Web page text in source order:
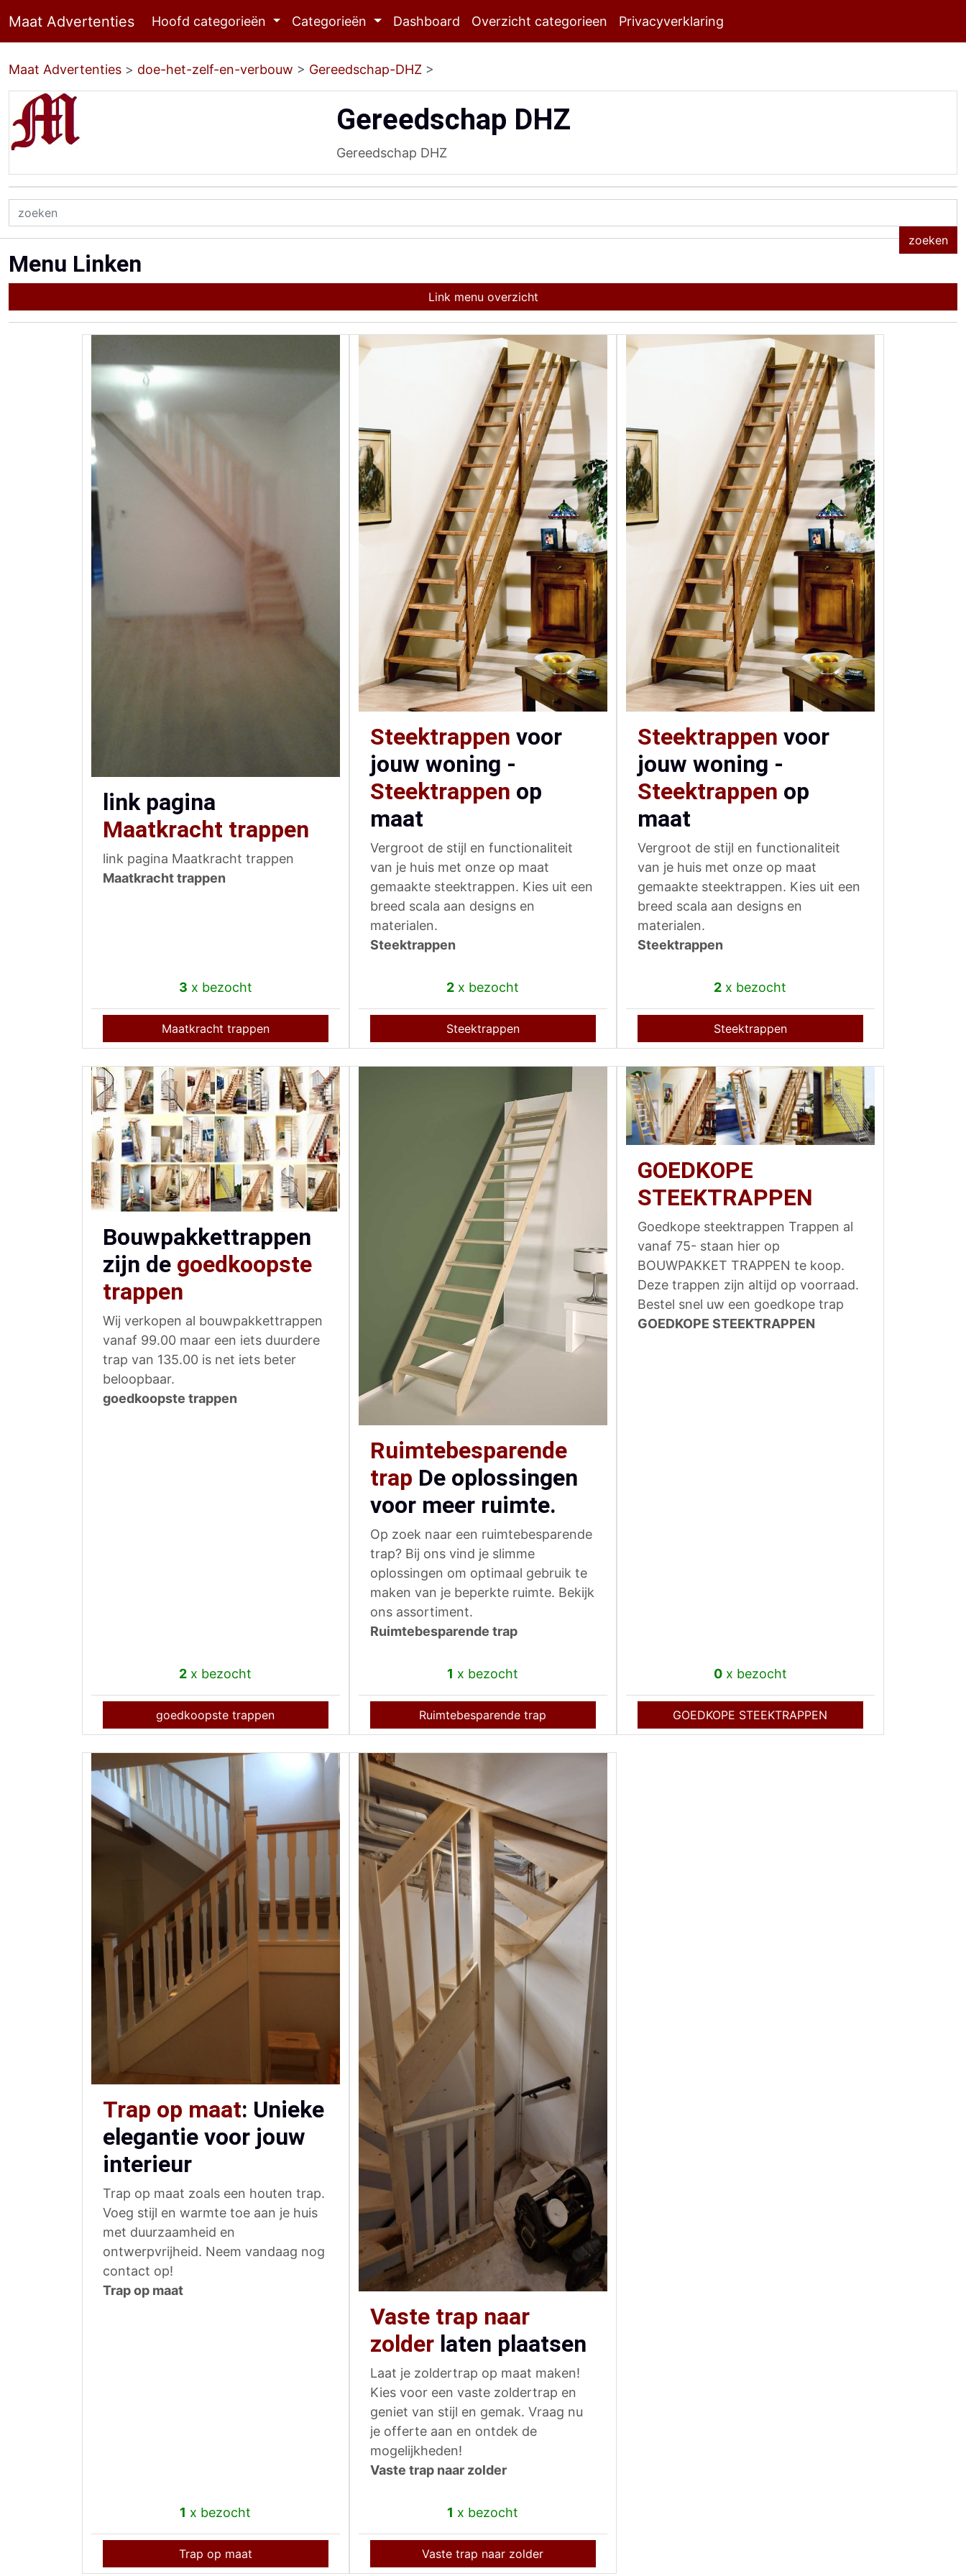
Maat Advertenties Hoofd categorieën Categorieën Dashboard Overzicht categorieen Privacyverklaring
Maat Advertenties > doe-het-zelf-en-verbouw > Gereedschap-DHZ >
Gereedschap DHZ
Gereedschap DHZ
Menu Linken
Link menu overzicht
link pagina
Maatkracht trappen
link pagina Maatkracht trappen
Maatkracht trappen
3 x bezocht
Maatkracht trappen
Steektrappen voor
jouw woning -
Steektrappen op
maat
Vergroot de stijl en functionaliteit
van je huis met onze op maat
gemaakte steektrappen. Kies uit een
breed scala aan designs en
materialen.
Steektrappen
2 x bezocht
Steektrappen
Steektrappen voor
jouw woning -
Steektrappen op
maat
Vergroot de stijl en functionaliteit
van je huis met onze op maat
gemaakte steektrappen. Kies uit een
breed scala aan designs en
materialen.
Steektrappen
2 x bezocht
Steektrappen
Bouwpakkettrappen
zijn de goedkoopste
trappen
Wij verkopen al bouwpakkettrappen
vanaf 99.00 maar een iets duurdere
trap van 135.00 is net iets beter
beloopbaar.
goedkoopste trappen
2 x bezocht
goedkoopste trappen
Ruimtebesparende
trap De oplossingen
voor meer ruimte.
Op zoek naar een ruimtebesparende
trap? Bij ons vind je slimme
oplossingen om optimaal gebruik te
maken van je beperkte ruimte. Bekijk
ons assortiment.
Ruimtebesparende trap
1 x bezocht
Ruimtebesparende trap
GOEDKOPE
STEEKTRAPPEN
Goedkope steektrappen Trappen al
vanaf 75- staan hier op
BOUWPAKKET TRAPPEN te koop.
Deze trappen zijn altijd op voorraad.
Bestel snel uw een goedkope trap
GOEDKOPE STEEKTRAPPEN
0x bezocht
GOEDKOPE STEEKTRAPPEN
Trap op maat: Unieke
elegantie voor jouw
interieur
Trap op maat zoals een houten trap.
Voeg stijl en warmte toe aan je huis
met duurzaamheid en
ontwerpvrijheid. Neem vandaag nog
contact op!
Trap op maat
1 x bezocht
Trap op maat
Vaste trap naar
zolderlaten plaatsen
Laat je zoldertrap op maat maken!
Kies voor een vaste zoldertrap en
geniet van stijl en gemak. Vraag nu
je offerte aan en ontdek de
mogelijkheden!
Vaste trap naar zolder
1 x bezocht
Vaste trap naar zolder